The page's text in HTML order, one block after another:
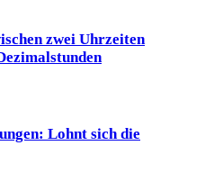
zwei Uhrzeiten
Lohnt sich die